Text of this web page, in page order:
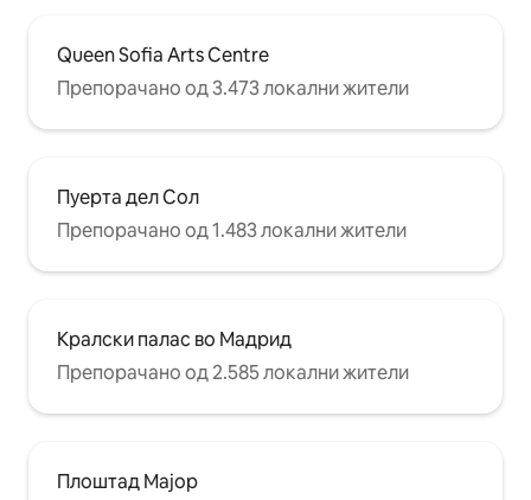
минути за целосно да ја загрее
повторно. 📋 Важни информации •
Пушењето и забавите се строго
забранети. • Пред пристигнувањето,
од сите гости се бара да ја пополнат
сместување, во согласност со
тековните шпански прописи. ❤️ Во
детаљ за да можете да го искусите
Queen Sofia Arts Centre
Препорачано од 3.473 локални жители
Пуерта дел Сол
Препорачано од 1.483 локални жители
Кралски палас во Мадрид
Препорачано од 2.585 локални жители
Плоштад Мајор